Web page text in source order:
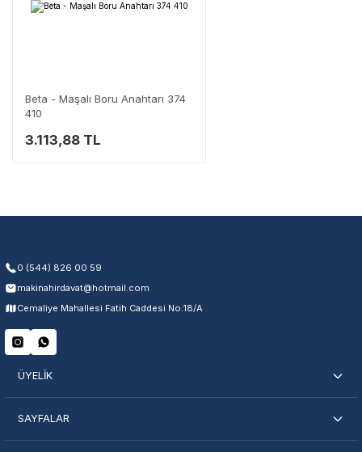
Garanti Kapsamı
Servisi Nasıl Bulurum?
Beta - Maşalı Boru Anahtarı 374
410
3.113,88 TL
0 (544) 826 00 59
makinahirdavat@hotmail.com
Cemaliye Mahallesi Fatih Caddesi No:18/A
ÜYELİK
SAYFALAR